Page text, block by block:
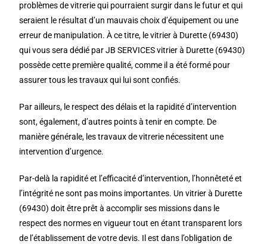
problèmes de vitrerie qui pourraient surgir dans le futur et qui
seraient le résultat d’un mauvais choix d’équipement ou une
erreur de manipulation. À ce titre, le vitrier à Durette (69430)
qui vous sera dédié par JB SERVICES vitrier à Durette (69430)
possède cette première qualité, comme il a été formé pour
assurer tous les travaux qui lui sont confiés.
Par ailleurs, le respect des délais et la rapidité d’intervention
sont, également, d’autres points à tenir en compte. De
manière générale, les travaux de vitrerie nécessitent une
intervention d’urgence.
Par-delà la rapidité et l’efficacité d’intervention, l’honnêteté et
l’intégrité ne sont pas moins importantes. Un vitrier à Durette
(69430) doit être prêt à accomplir ses missions dans le
respect des normes en vigueur tout en étant transparent lors
de l’établissement de votre devis. Il est dans l’obligation de